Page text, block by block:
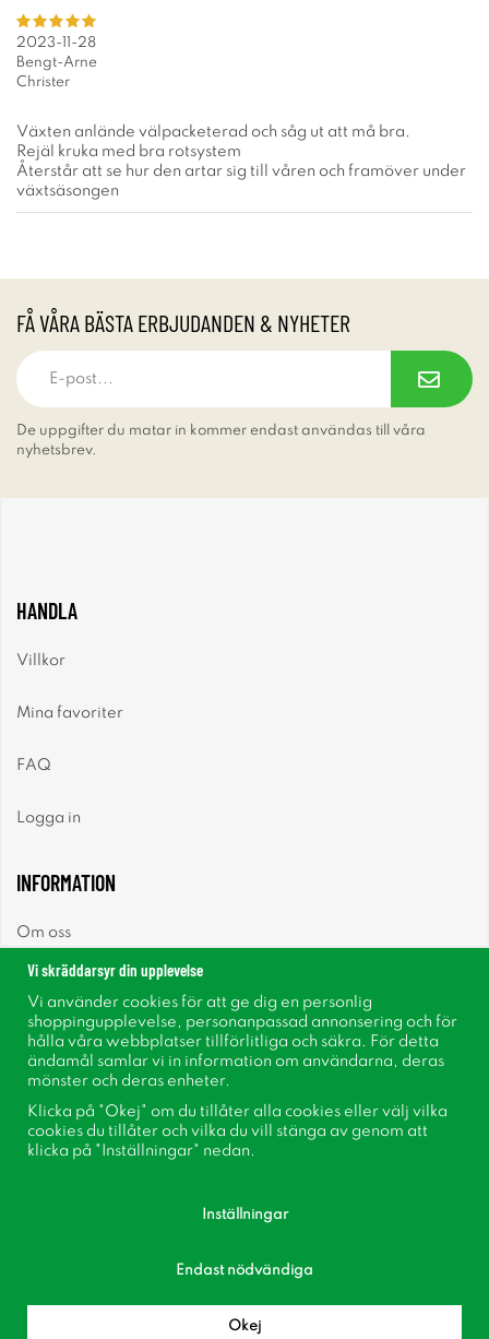
2023-11-28
Bengt-Arne
Christer
Växten anlände välpacketerad och såg ut att må bra.
Rejäl kruka med bra rotsystem
Återstår att se hur den artar sig till våren och framöver under
växtsäsongen
FÅ VÅRA BÄSTA ERBJUDANDEN & NYHETER
De uppgifter du matar in kommer endast användas till våra
nyhetsbrev.
HANDLA
Villkor
Mina favoriter
FAQ
Logga in
INFORMATION
Om oss
Nyhetsbrev
Om cookies
Inspiration
Bli medlem i vår kundklubb!
Vi skräddarsyr din upplevelse
Vi använder cookies för att ge dig en personlig
shoppingupplevelse, personanpassad annonsering och för
hålla våra webbplatser tillförlitliga och säkra. För detta
ändamål samlar vi in information om användarna, deras
mönster och deras enheter.
Klicka på "Okej" om du tillåter alla cookies eller välj vilka
cookies du tillåter och vilka du vill stänga av genom att
klicka på "Inställningar" nedan.
Inställningar
Endast nödvändiga
Okej